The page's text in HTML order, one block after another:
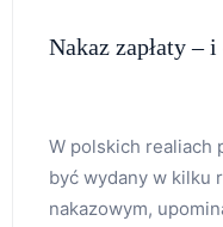
Nakaz zapłaty –
W polskich realiach
być wydany w kilku
nakazowym,